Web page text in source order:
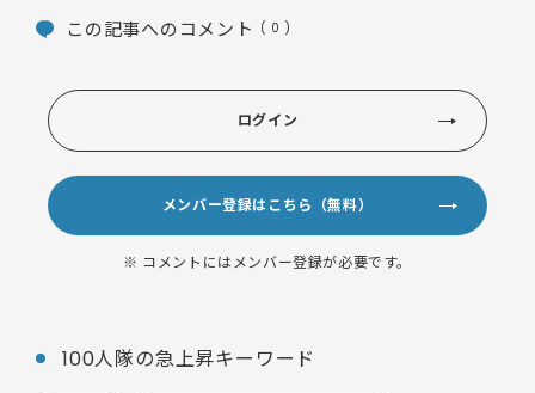
この記事へのコメント ( 0 )
ログイン
メンバー登録はこちら（無料）
※ コメントにはメンバー登録が必要です。
100人隊の急上昇キーワード